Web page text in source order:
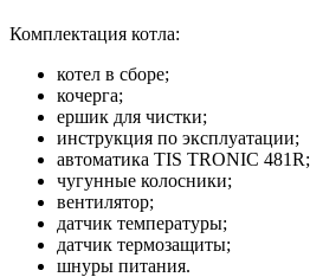
Комплектация котла:
котел в сборе;
кочерга;
ершик для чистки;
инструкция по эксплуатации;
автоматика TIS TRONIC 481R;
чугунные колосники;
вентилятор;
датчик температуры;
датчик термозащиты;
шнуры питания.